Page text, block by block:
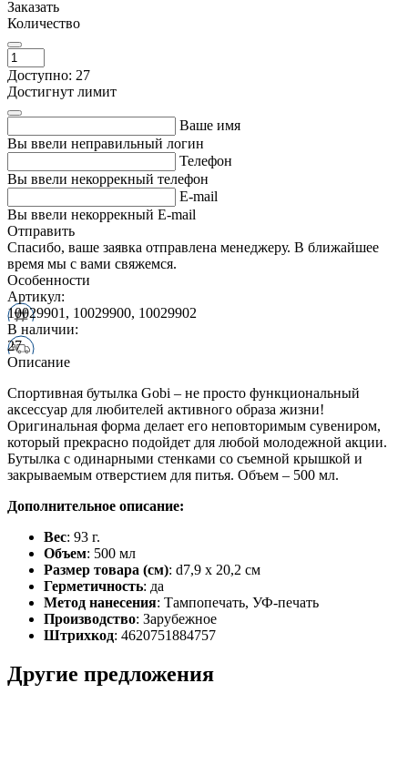
Заказать
Количество
Доступно: 27
Достигнут лимит
Ваше имя
Вы ввели неправильный логин
Телефон
Вы ввели некоррекный телефон
E-mail
Вы ввели некоррекный E-mail
Отправить
Спасибо, ваше заявка отправлена менеджеру. В ближайшее
время мы с вами свяжемся.
Особенности
Артикул:
10029901, 10029900, 10029902
В наличии:
27
Описание
Спортивная бутылка Gobi – не просто функциональный
аксессуар для любителей активного образа жизни!
Оригинальная форма делает его неповторимым сувениром,
который прекрасно подойдет для любой молодежной акции.
Бутылка с одинарными стенками со съемной крышкой и
закрываемым отверстием для питья. Объем – 500 мл.
Дополнительное описание:
Вес: 93 г.
Объем: 500 мл
Размер товара (см): d7,9 х 20,2 см
Герметичность: да
Метод нанесения: Тампопечать, УФ-печать
Производство: Зарубежное
Штрихкод: 4620751884757
Другие предложения